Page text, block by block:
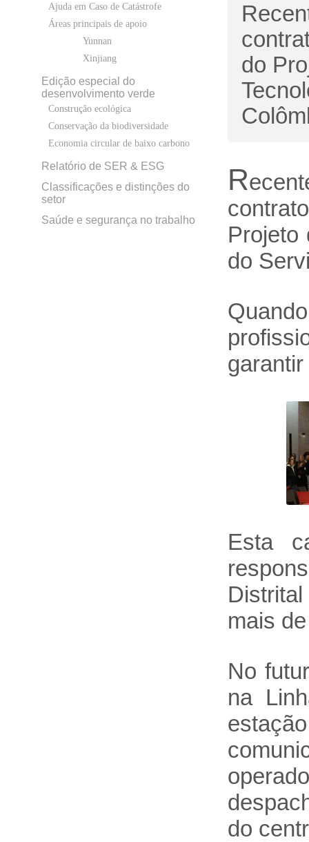
Ajuda em Caso de Catástrofe
Áreas principais de apoio
Yunnan
Xinjiang
Edição especial do
desenvolvimento verde
Construção ecológica
Conservação da biodiversidade
Economia circular de baixo carbono
Relatório de SER & ESG
Classificações e distinções do
setor
Saúde e segurança no trabalho
do
R
Projeto
do
Esta
mais
No
na
do